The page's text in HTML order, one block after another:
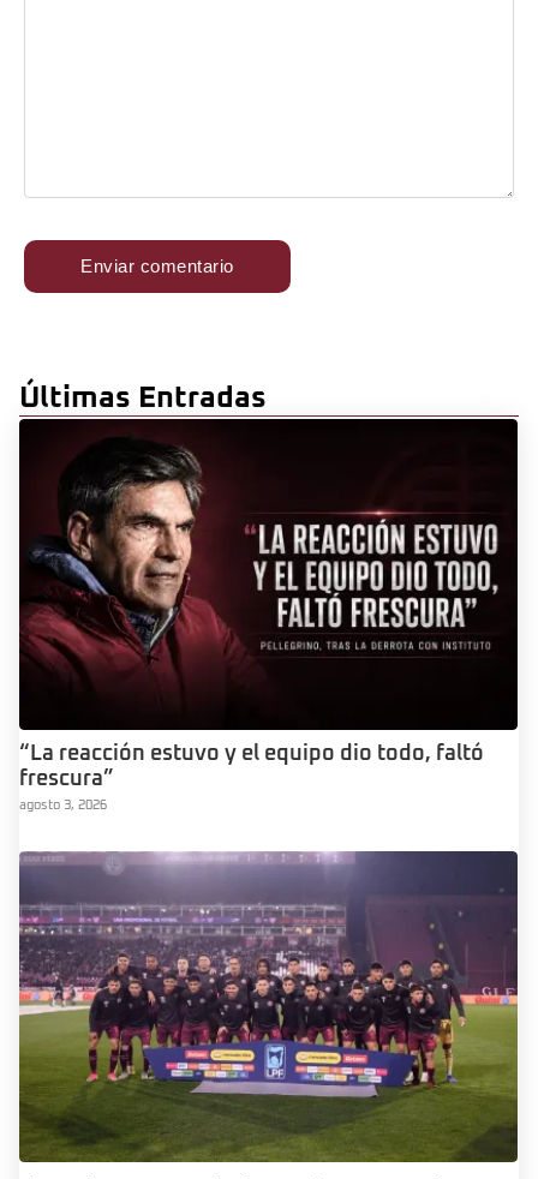
Últimas Entradas
“La reacción estuvo y el equipo dio todo, faltó
frescura”
agosto 3, 2026